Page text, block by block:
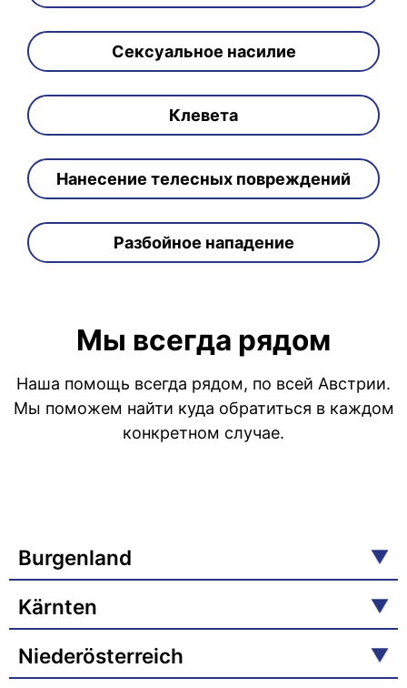
Сексуальное насилие
Клевета
Нанесение телесных повреждений
Разбойное нападение
Мы всегда рядом
Наша помощь всегда рядом, по всей Австрии.
Мы поможем найти куда обратиться в каждом
конкретном случае.
Burgenland
Kärnten
Niederösterreich